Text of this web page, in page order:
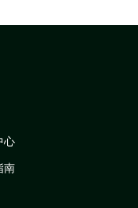
心
南